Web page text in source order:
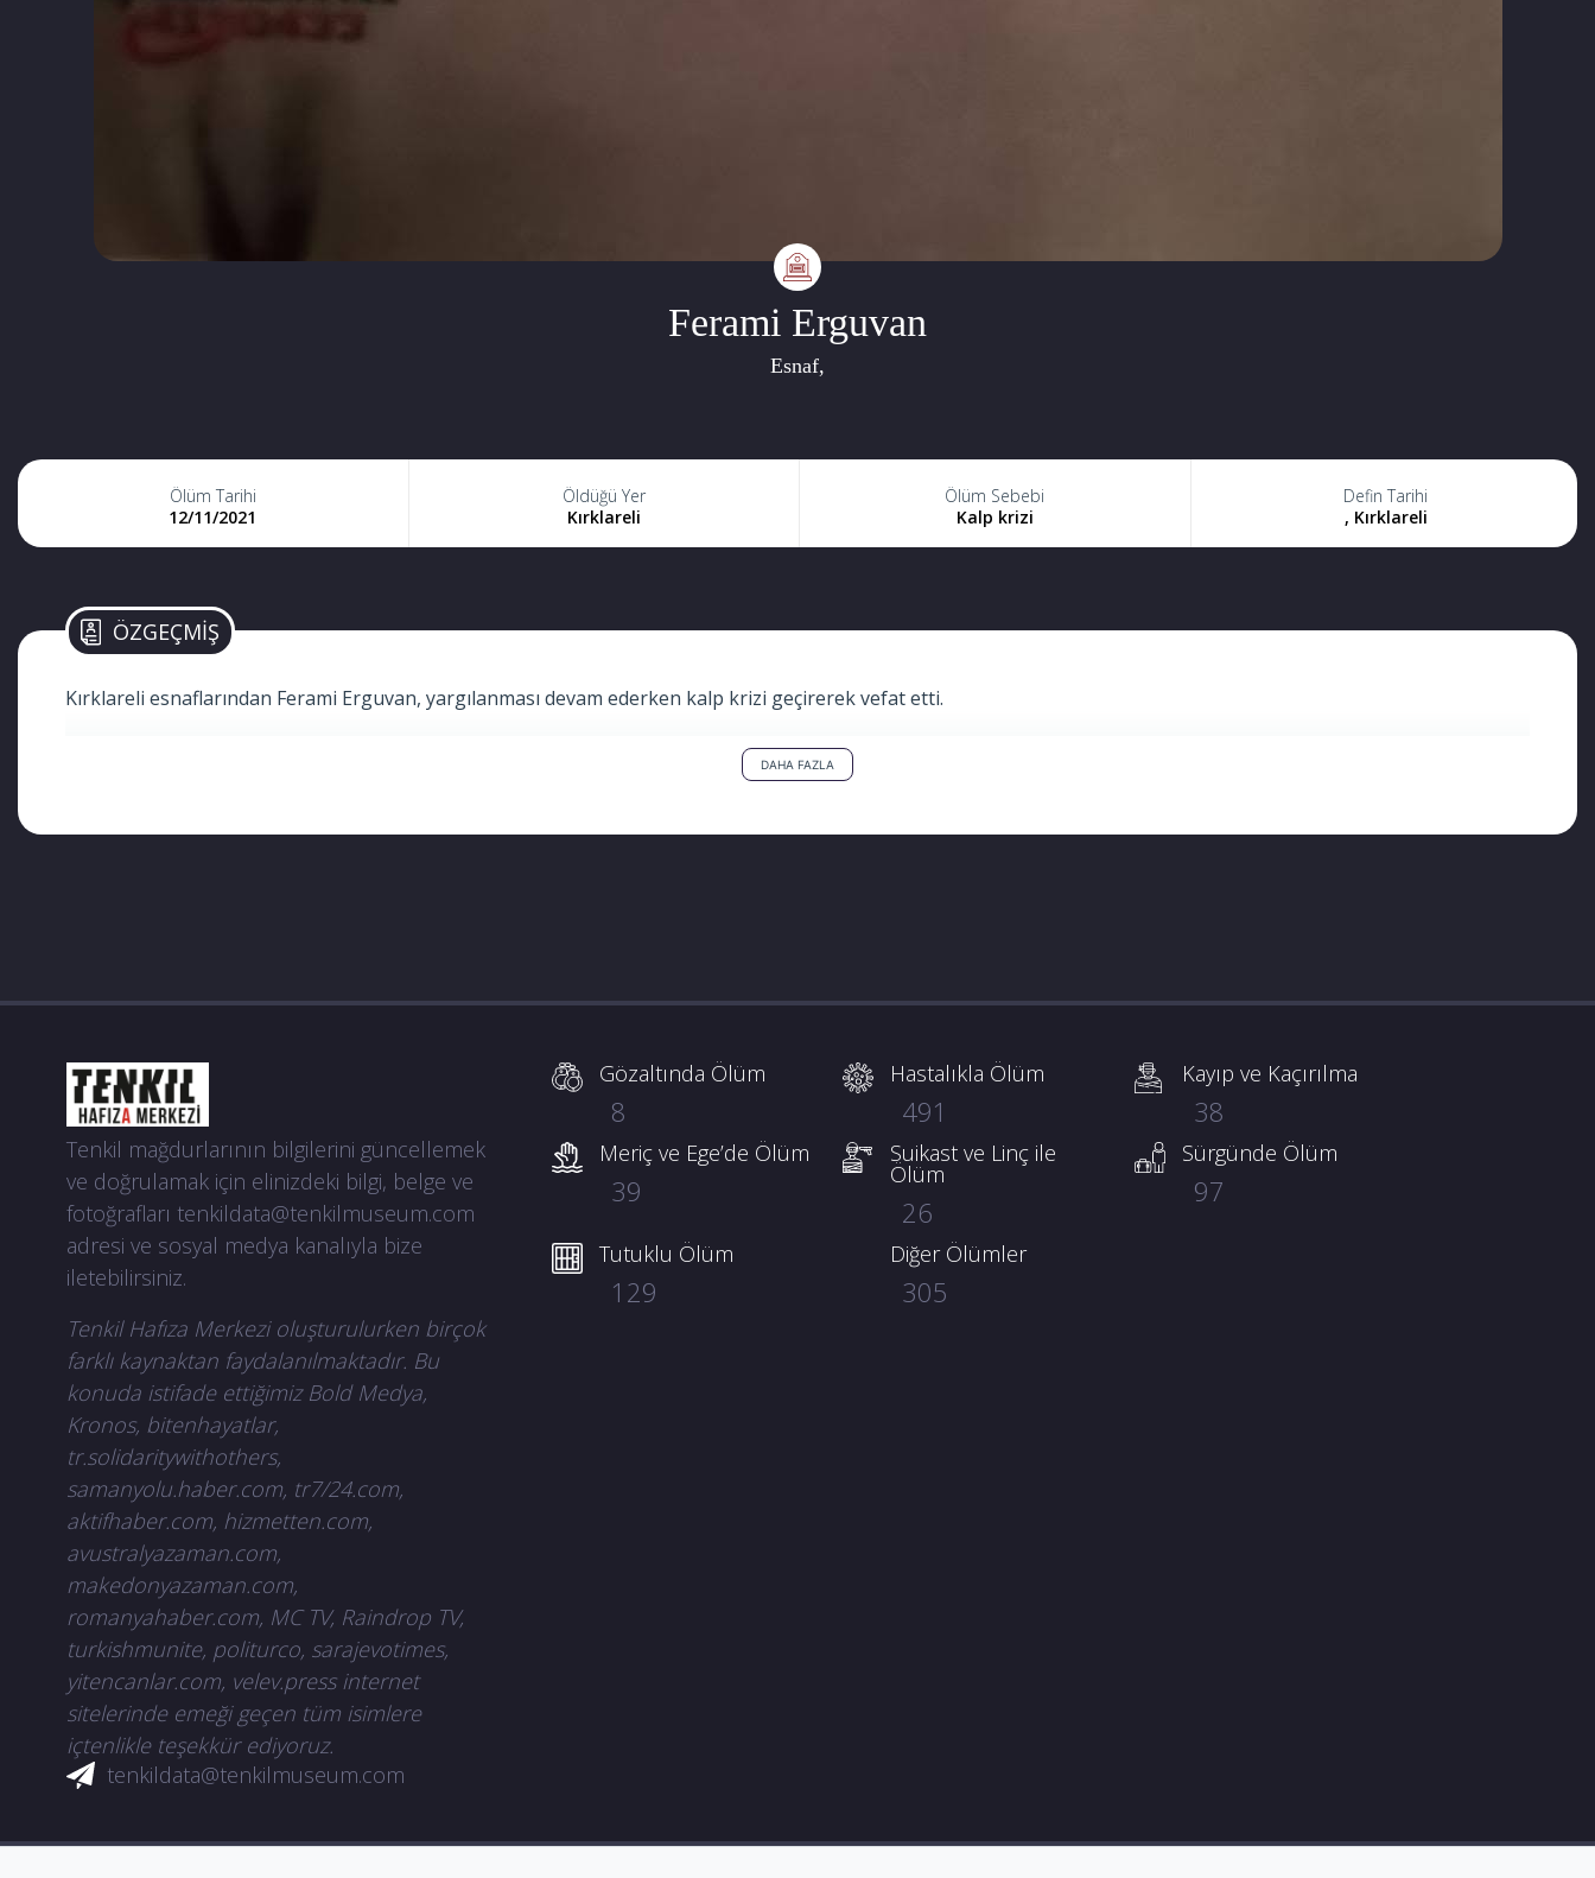
Ferami Erguvan
Esnaf,
Ölüm Tarihi
12/11/2021
Öldüğü Yer
Kırklareli
Ölüm Sebebi
Kalp krizi
Defin Tarihi
, Kırklareli
ÖZGEÇMİŞ
Kırklareli esnaflarından Ferami Erguvan, yargılanması devam ederken kalp krizi geçirerek vefat etti.
DAHA FAZLA
Tenkil mağdurlarının bilgilerini güncellemek
ve doğrulamak için elinizdeki bilgi, belge ve
fotoğrafları tenkildata@tenkilmuseum.com
adresi ve sosyal medya kanalıyla bize
iletebilirsiniz.
Tenkil Hafıza Merkezi oluşturulurken birçok
farklı kaynaktan faydalanılmaktadır. Bu
konuda istifade ettiğimiz Bold Medya,
Kronos, bitenhayatlar,
tr.solidaritywithothers,
samanyolu.haber.com, tr7/24.com,
aktifhaber.com, hizmetten.com,
avustralyazaman.com,
makedonyazaman.com,
romanyahaber.com, MC TV, Raindrop TV,
turkishmunite, politurco, sarajevotimes,
yitencanlar.com, velev.press internet
sitelerinde emeği geçen tüm isimlere
içtenlikle teşekkür ediyoruz.
tenkildata@tenkilmuseum.com
Gözaltında Ölüm
8
Hastalıkla Ölüm
491
Kayıp ve Kaçırılma
38
Meriç ve Ege’de Ölüm
39
Suikast ve Linç ile
Ölüm
26
Sürgünde Ölüm
97
Tutuklu Ölüm
129
Diğer Ölümler
305